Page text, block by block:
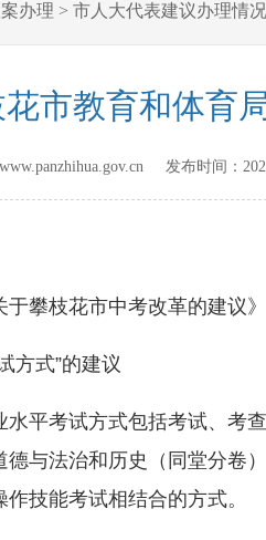
办理 > 市人大代表建议办理情况
市教育和体育
www.panzhihua.gov.cn 发布时间：
枝花市中考改革的建议》
式”的建议
考试方式包括考试、考查
德与法治和历史（同堂分
技能考试相结合的方式。